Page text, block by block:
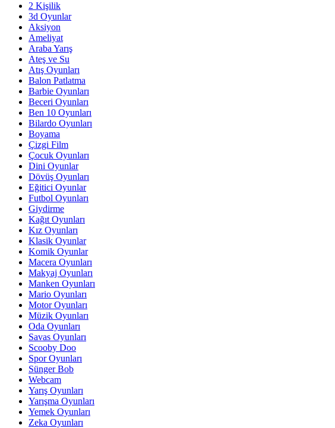
2 Kişilik
3d Oyunlar
Aksiyon
Ameliyat
Araba Yarış
Ateş ve Su
Atış Oyunları
Balon Patlatma
Barbie Oyunları
Beceri Oyunları
Ben 10 Oyunları
Bilardo Oyunları
Boyama
Çizgi Film
Çocuk Oyunları
Dini Oyunlar
Dövüş Oyunları
Eğitici Oyunlar
Futbol Oyunları
Giydirme
Kağıt Oyunları
Kız Oyunları
Klasik Oyunlar
Komik Oyunlar
Macera Oyunları
Makyaj Oyunları
Manken Oyunları
Mario Oyunları
Motor Oyunları
Müzik Oyunları
Oda Oyunları
Savas Oyunları
Scooby Doo
Spor Oyunları
Sünger Bob
Webcam
Yarış Oyunları
Yarışma Oyunları
Yemek Oyunları
Zeka Oyunları